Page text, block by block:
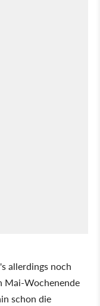
allerdings noch
Mai-Wochenende
schon die